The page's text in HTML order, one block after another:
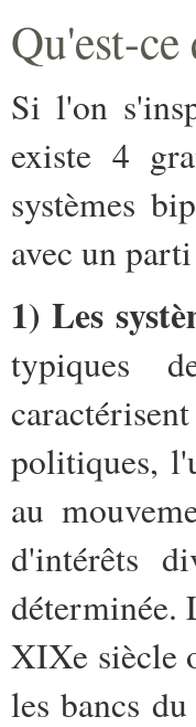
Qu'est-
Si l'on
existe 4
systèmes
avec un
1) Les
typiques
politiques,
au
d'intérêts
déterminée.
XIXe siècle
les bancs